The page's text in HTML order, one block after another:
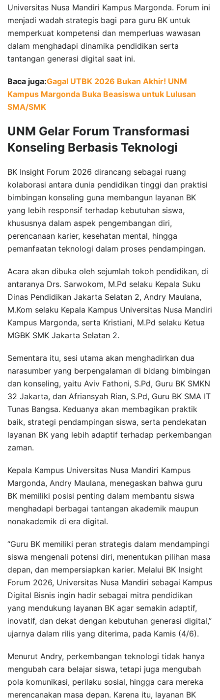
Universitas Nusa Mandiri Kampus Margonda. Forum ini
menjadi wadah strategis bagi para guru BK untuk
memperkuat kompetensi dan memperluas wawasan
dalam menghadapi dinamika pendidikan serta
tantangan generasi digital saat ini.
Baca juga:Gagal UTBK 2026 Bukan Akhir! UNM
Kampus Margonda Buka Beasiswa untuk Lulusan
SMA/SMK
UNM Gelar Forum Transformasi
Konseling Berbasis Teknologi
BK Insight Forum 2026 dirancang sebagai ruang
kolaborasi antara dunia pendidikan tinggi dan praktisi
bimbingan konseling guna membangun layanan BK
yang lebih responsif terhadap kebutuhan siswa,
khususnya dalam aspek pengembangan diri,
perencanaan karier, kesehatan mental, hingga
pemanfaatan teknologi dalam proses pendampingan.
Acara akan dibuka oleh sejumlah tokoh pendidikan, di
antaranya Drs. Sarwokom, M.Pd selaku Kepala Suku
Dinas Pendidikan Jakarta Selatan 2, Andry Maulana,
M.Kom selaku Kepala Kampus Universitas Nusa Mandiri
Kampus Margonda, serta Kristiani, M.Pd selaku Ketua
MGBK SMK Jakarta Selatan 2.
Sementara itu, sesi utama akan menghadirkan dua
narasumber yang berpengalaman di bidang bimbingan
dan konseling, yaitu Aviv Fathoni, S.Pd, Guru BK SMKN
32 Jakarta, dan Afriansyah Rian, S.Pd, Guru BK SMA IT
Tunas Bangsa. Keduanya akan membagikan praktik
baik, strategi pendampingan siswa, serta pendekatan
layanan BK yang lebih adaptif terhadap perkembangan
zaman.
Kepala Kampus Universitas Nusa Mandiri Kampus
Margonda, Andry Maulana, menegaskan bahwa guru
BK memiliki posisi penting dalam membantu siswa
menghadapi berbagai tantangan akademik maupun
nonakademik di era digital.
“Guru BK memiliki peran strategis dalam mendampingi
siswa mengenali potensi diri, menentukan pilihan masa
depan, dan mempersiapkan karier. Melalui BK Insight
Forum 2026, Universitas Nusa Mandiri sebagai Kampus
Digital Bisnis ingin hadir sebagai mitra pendidikan
yang mendukung layanan BK agar semakin adaptif,
inovatif, dan dekat dengan kebutuhan generasi digital,”
ujarnya dalam rilis yang diterima, pada Kamis (4/6).
Menurut Andry, perkembangan teknologi tidak hanya
mengubah cara belajar siswa, tetapi juga mengubah
pola komunikasi, perilaku sosial, hingga cara mereka
merencanakan masa depan. Karena itu, layanan BK